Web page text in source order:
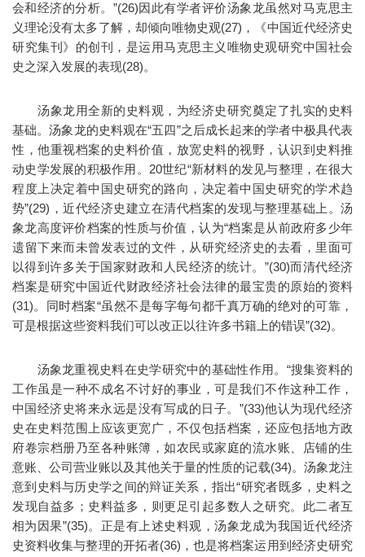
会和经济的分析。”(26)因此有学者评价汤象龙虽然对马克思主
义理论没有太多了解，却倾向唯物史观(27)，《中国近代经济史
研究集刊》的创刊，是运用马克思主义唯物史观研究中国社会
史之深入发展的表现(28)。
汤象龙用全新的史料观，为经济史研究奠定了扎实的史料
基础。汤象龙的史料观在“五四”之后成长起来的学者中极具代表
性，他重视档案的史料价值，放宽史料的视野，认识到史料推
动史学发展的积极作用。20世纪“新材料的发见与整理，在很大
程度上决定着中国史研究的路向，决定着中国史研究的学术趋
势”(29)，近代经济史建立在清代档案的发现与整理基础上。汤
象龙高度评价档案的性质与价值，认为“档案是从前政府多少年
遗留下来而未曾发表过的文件，从研究经济史的去看，里面可
以得到许多关于国家财政和人民经济的统计。”(30)而清代经济
档案是研究中国近代财政经济社会法律的最宝贵的原始的资料
(31)。同时档案“虽然不是每字每句都千真万确的绝对的可靠，
可是根据这些资料我们可以改正以往许多书籍上的错误”(32)。
汤象龙重视史料在史学研究中的基础性作用。“搜集资料的
工作虽是一种不成名不讨好的事业，可是我们不作这种工作，
中国经济史将来永远是没有写成的日子。”(33)他认为现代经济
史在史料范围上应该更宽广，不仅包括档案，还应包括地方政
府卷宗档册乃至各种账簿，如农民或家庭的流水账、店铺的生
意账、公司营业账以及其他关于量的性质的记载(34)。汤象龙注
意到史料与历史学之间的辩证关系，指出“研究者既多，史料之
发现自益多；史料益多，则更足引起多数人之研究。此二者互
相为因果”(35)。正是有上述史料观，汤象龙成为我国近代经济
史资料收集与整理的开拓者(36)，也是将档案运用到经济史研究